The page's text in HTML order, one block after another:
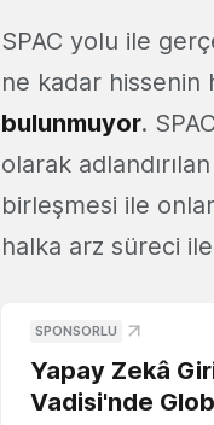
SPAC yolu ile
ne kadar hissenin
bulunmuyor.
olarak
birleşmesi ile
halka arz süreci
SPONSORLU
Yapay Zekâ
Vadisi'nde